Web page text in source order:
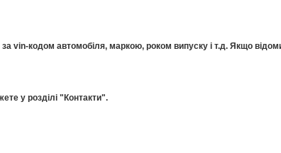
за vin-кодом автомобіля, маркою, роком випуску і т.д. Якщо
у розділі "Контакти".